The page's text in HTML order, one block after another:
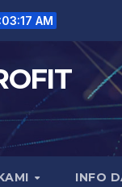
AM
INFO